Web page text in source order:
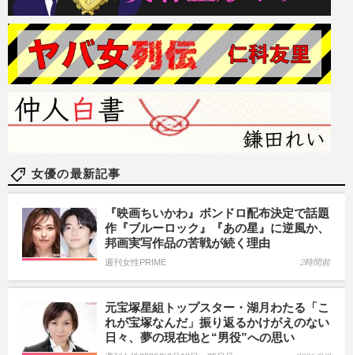
女優の最新記事
『映画ちいかわ』ボンドロ配布決定で話題
作『ブルーロック』『あの星』に逆風か、
邦画実写作品の苦戦が続く理由
週刊女性PRIME 2時間前
元宝塚星組トップスター・湖月わたる「こ
れが宝塚なんだ」振り返るかけがえのない
日々、夢の現在地と“男役”への思い